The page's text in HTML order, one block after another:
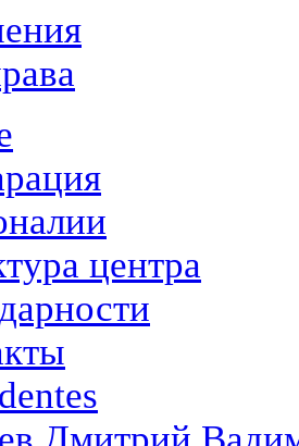
центра